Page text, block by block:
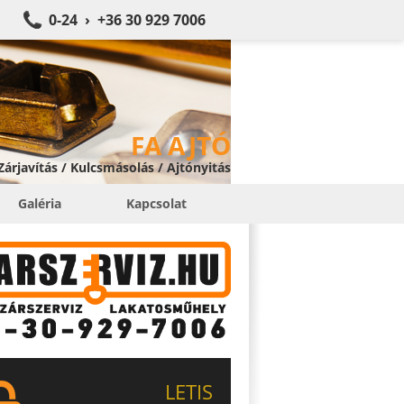
0-24 › +36 30 929 7006
FA AJTÓ
/ Kulcsmásolás / Ajtónyitás
Galéria Kapcsolat
LETIS